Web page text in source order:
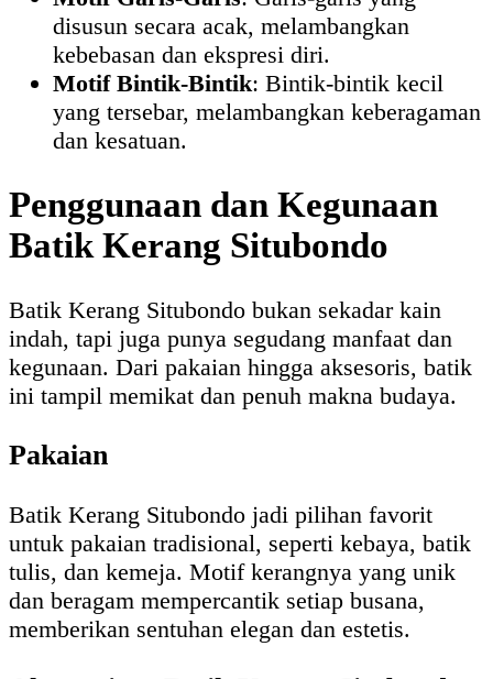
disusun secara acak, melambangkan
kebebasan dan ekspresi diri.
Motif Bintik-Bintik: Bintik-bintik kecil
yang tersebar, melambangkan keberagaman
dan kesatuan.
Penggunaan dan Kegunaan
Batik Kerang Situbondo
Batik Kerang Situbondo bukan sekadar kain
indah, tapi juga punya segudang manfaat dan
kegunaan. Dari pakaian hingga aksesoris, batik
ini tampil memikat dan penuh makna budaya.
Pakaian
Batik Kerang Situbondo jadi pilihan favorit
untuk pakaian tradisional, seperti kebaya, batik
tulis, dan kemeja. Motif kerangnya yang unik
dan beragam mempercantik setiap busana,
memberikan sentuhan elegan dan estetis.